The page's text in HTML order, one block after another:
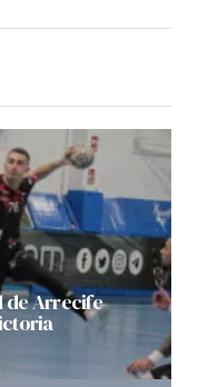
de Arrecife